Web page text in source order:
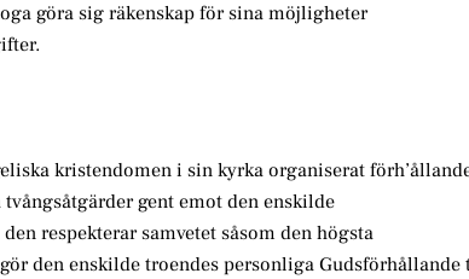
göra sig räkenskap för sina möjligheter
kristendomen i sin kyrka organiserat
gent emot den enskilde
respekterar samvetet såsom den högsta
den enskilde troendes personliga